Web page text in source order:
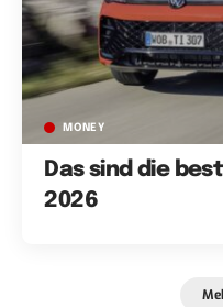
MONEY
Das sind die
2026